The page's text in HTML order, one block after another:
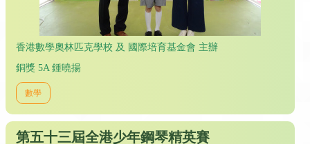
香港數學奧林匹克學校 及 國際培育基金會 主辦
銅獎 5A 鍾曉揚
數學
第五十三屆全港少年鋼琴精英賽